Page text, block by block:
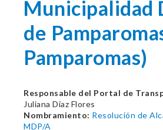
Municipalidad
de
Pamparomas)
Responsable del Portal de
Juliana Diaz Flores
Nombramiento: Resolución de
MDP/A